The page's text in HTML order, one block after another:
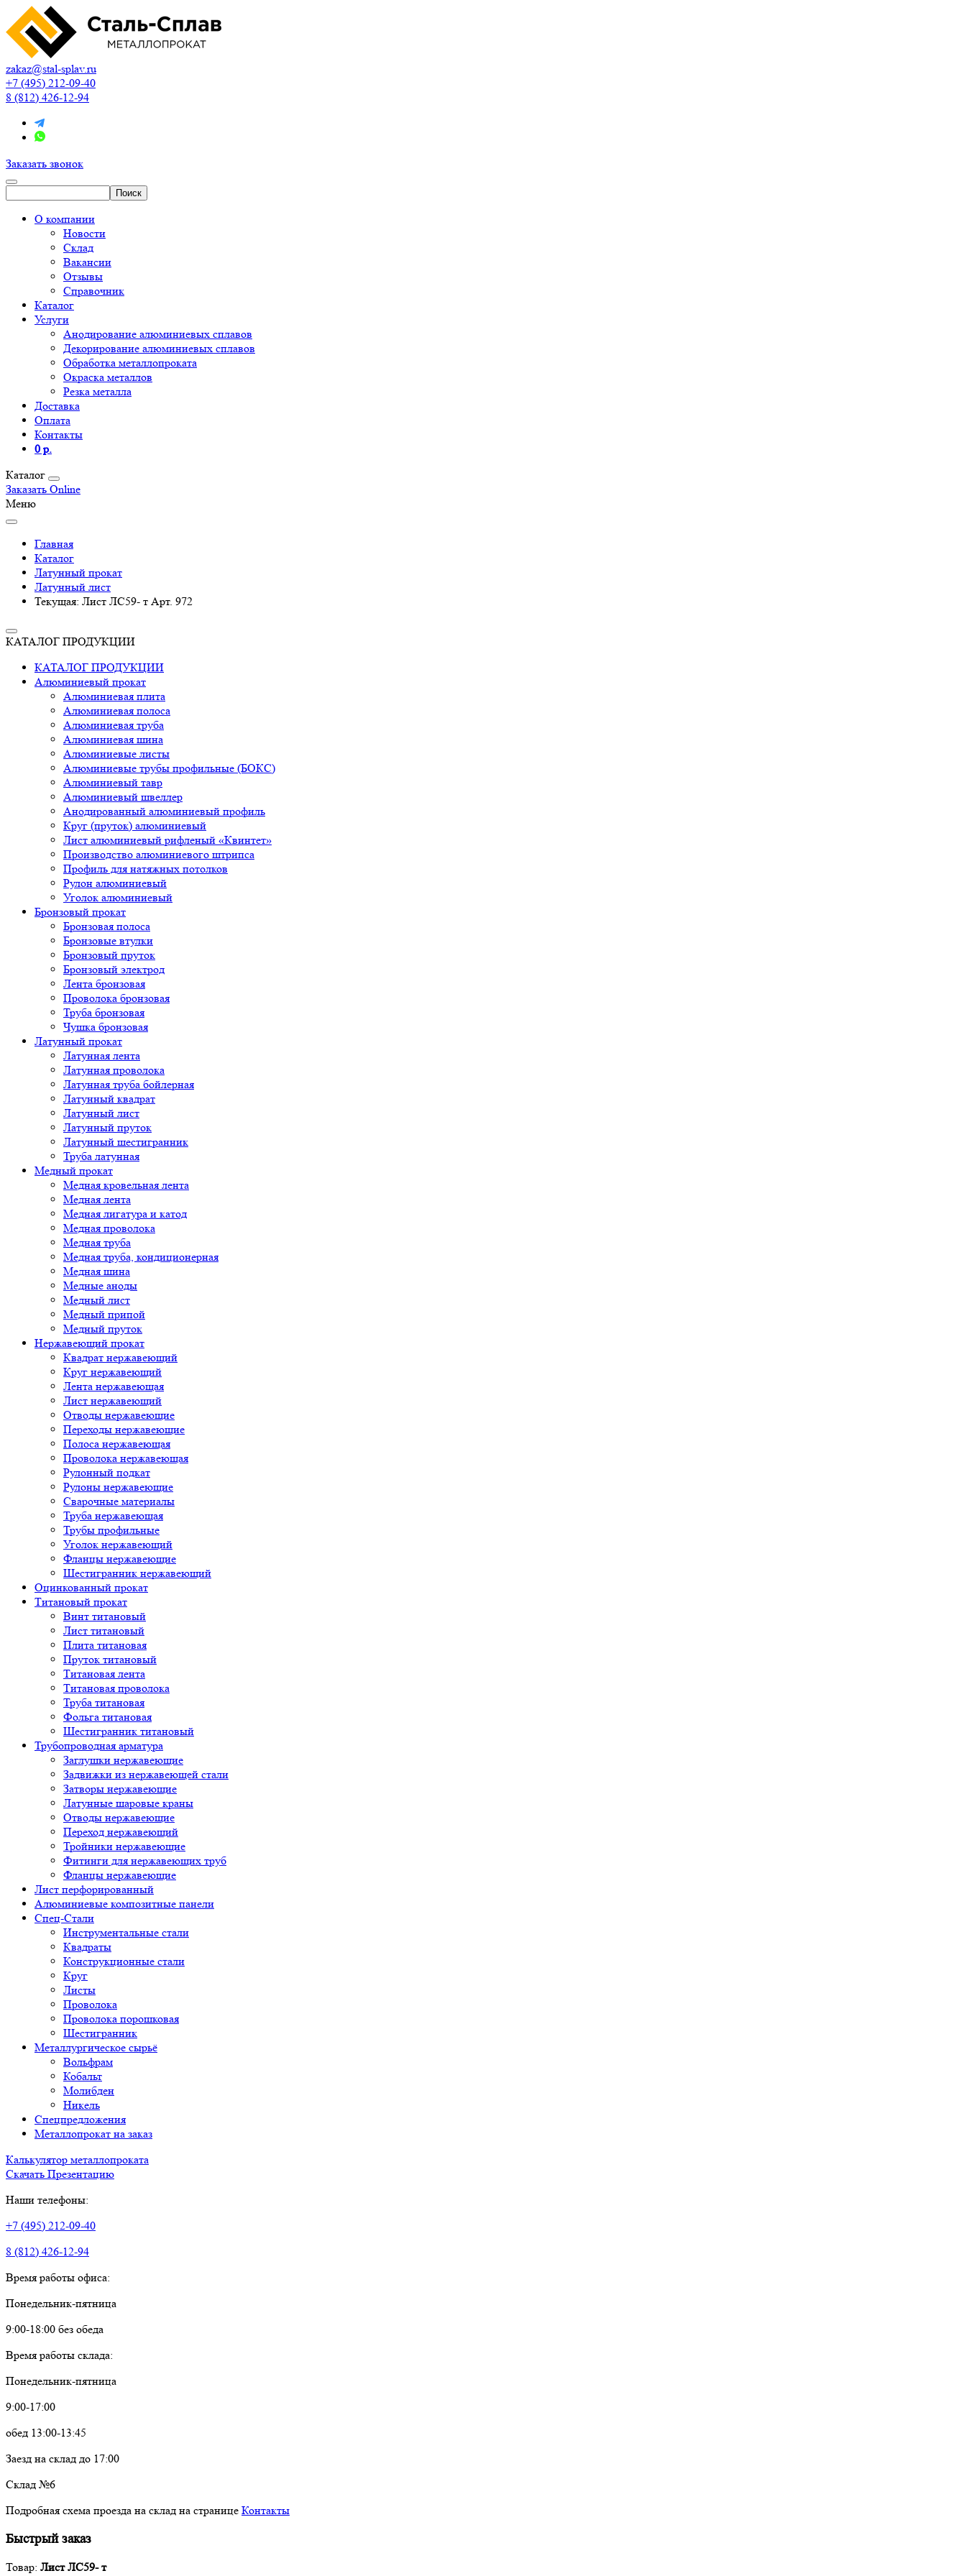
zakaz@stal-splav.ru
+7 (495) 212-09-40
8 (812) 426-12-94
Заказать звонок
О компании
Новости
Склад
Вакансии
Отзывы
Справочник
Каталог
Услуги
Анодирование алюминиевых сплавов
Декорирование алюминиевых сплавов
Обработка металлопроката
Окраска металлов
Резка металла
Доставка
Оплата
Контакты
0 р.
Каталог
Заказать Online
Меню
Главная
Каталог
Латунный прокат
Латунный лист
Текущая: Лист ЛС59- т Арт. 972
КАТАЛОГ ПРОДУКЦИИ
КАТАЛОГ ПРОДУКЦИИ
Алюминиевый прокат
Алюминиевая плита
Алюминиевая полоса
Алюминиевая труба
Алюминиевая шина
Алюминиевые листы
Алюминиевые трубы профильные (БОКС)
Алюминиевый тавр
Алюминиевый швеллер
Анодированный алюминиевый профиль
Круг (пруток) алюминиевый
Лист алюминиевый рифленый «Квинтет»
Производство алюминиевого штрипса
Профиль для натяжных потолков
Рулон алюминиевый
Уголок алюминиевый
Бронзовый прокат
Бронзовая полоса
Бронзовые втулки
Бронзовый пруток
Бронзовый электрод
Лента бронзовая
Проволока бронзовая
Труба бронзовая
Чушка бронзовая
Латунный прокат
Латунная лента
Латунная проволока
Латунная труба бойлерная
Латунный квадрат
Латунный лист
Латунный пруток
Латунный шестигранник
Труба латунная
Медный прокат
Медная кровельная лента
Медная лента
Медная лигатура и катод
Медная проволока
Медная труба
Медная труба, кондиционерная
Медная шина
Медные аноды
Медный лист
Медный припой
Медный пруток
Нержавеющий прокат
Квадрат нержавеющий
Круг нержавеющий
Лента нержавеющая
Лист нержавеющий
Отводы нержавеющие
Переходы нержавеющие
Полоса нержавеющая
Проволока нержавеющая
Рулонный подкат
Рулоны нержавеющие
Сварочные материалы
Труба нержавеющая
Трубы профильные
Уголок нержавеющий
Фланцы нержавеющие
Шестигранник нержавеющий
Оцинкованный прокат
Титановый прокат
Винт титановый
Лист титановый
Плита титановая
Пруток титановый
Титановая лента
Титановая проволока
Труба титановая
Фольга титановая
Шестигранник титановый
Трубопроводная арматура
Заглушки нержавеющие
Задвижки из нержавеющей стали
Затворы нержавеющие
Латунные шаровые краны
Отводы нержавеющие
Переход нержавеющий
Тройники нержавеющие
Фитинги для нержавеющих труб
Фланцы нержавеющие
Лист перфорированный
Алюминиевые композитные панели
Спец-Стали
Инструментальные стали
Квадраты
Конструкционные стали
Круг
Листы
Проволока
Проволока порошковая
Шестигранник
Металлургическое сырьё
Вольфрам
Кобальт
Молибден
Никель
Спецпредложения
Металлопрокат на заказ
Калькулятор металлопроката
Скачать Презентацию
Наши телефоны:
+7 (495) 212-09-40
8 (812) 426-12-94
Время работы офиса:
Понедельник-пятница
9:00-18:00 без обеда
Время работы склада:
Понедельник-пятница
9:00-17:00
обед 13:00-13:45
Заезд на склад до 17:00
Склад №6
Подробная схема проезда на склад на странице Контакты
Быстрый заказ
Товар: Лист ЛС59- т